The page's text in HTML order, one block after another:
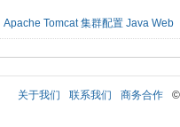
Apache Tomcat 集群配置 Java Web
关于我们 联系我们 商务合作